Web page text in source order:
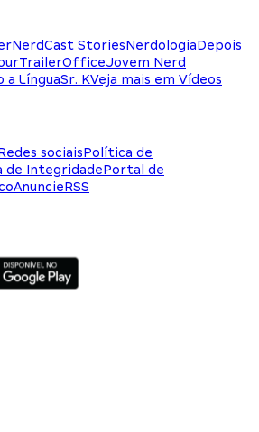
NerdCast StoriesNerdologiaDepois
TrailerOfficeJovem Nerd
a LínguaSr. KVeja mais em Vídeos
sociaisPolítica de
de IntegridadePortal de
AnuncieRSS